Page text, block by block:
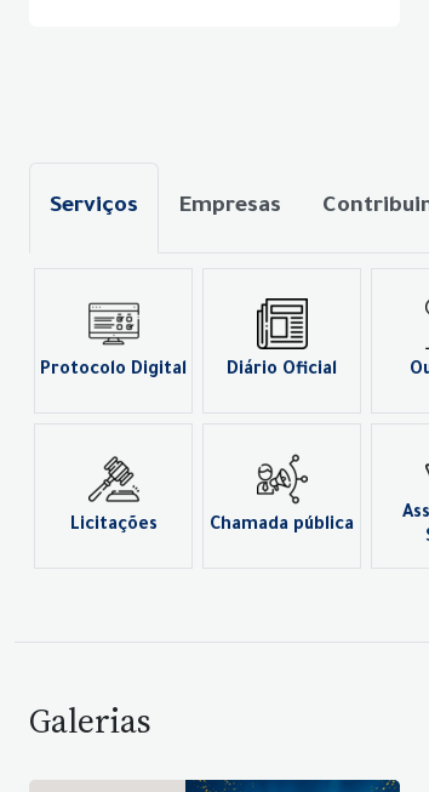
Serviços Empresas
Protocolo Digital Diário Oficial
Licitações Chamada pública
Galerias